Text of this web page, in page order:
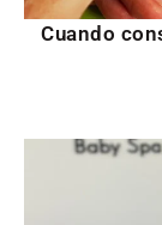
Cuando